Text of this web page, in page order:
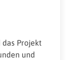
Projekt
und